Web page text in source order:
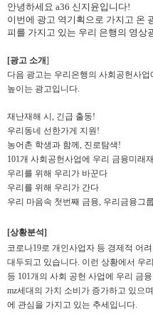
안녕하세요 a36 신지윤입니다!
이번에 광고 역기획으로 가지고 온
피를 가지고 있는 우리 은행의 영상
[광고 소개]
다음 광고는 우리은행의 사회공헌사
높이는 광고입니다.
재난재해 시, 긴급 출동!
우리동네 선한가게 지원!
농어촌 학생과 함께, 진로탐색!
101개 사회공헌사업에 우리 금융미래
우리를 위해 우리가 바꾼다
우리를 위해 우리가 간다
우리 마음속 첫번째 금융, 우리금융그룹
[상황분석]
코로나19로 개인사업자 등 경제적 어
대두되고 있습니다. 이런 상황에서 우
등 101개의 사회 공헌 사업에 우리 금
mz세대의 가치 소비가 증가하고 있으
에 관심을 가지고 있는 추세입니다.